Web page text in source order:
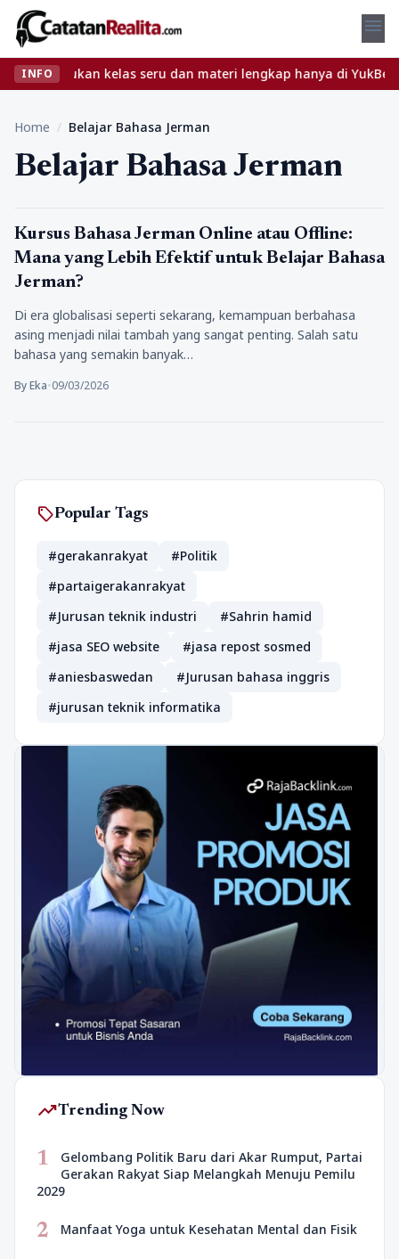
menu
INFO
Temukan kelas seru dan materi lengkap hanya di
Home / Belajar Bahasa Jerman
Belajar Bahasa Jerman
Tips
Kursus Bahasa Jerman Online atau Offline:
Mana yang Lebih Efektif untuk Belajar Bahasa
Jerman?
Di era globalisasi seperti sekarang, kemampuan berbahasa
asing menjadi nilai tambah yang sangat penting. Salah satu
bahasa yang semakin banyak…
By Eka•09/03/2026
sellPopular Tags
#gerakanrakyat
#Politik
#partaigerakanrakyat
#Jurusan teknik industri
#Sahrin hamid
#jasa SEO website
#jasa repost sosmed
#aniesbaswedan
#Jurusan bahasa inggris
#jurusan teknik informatika
trending_upTrending Now
1
Gelombang Politik Baru dari Akar Rumput, Partai
Gerakan Rakyat Siap Melangkah Menuju Pemilu
2029
2 Manfaat Yoga untuk Kesehatan Mental dan Fisik